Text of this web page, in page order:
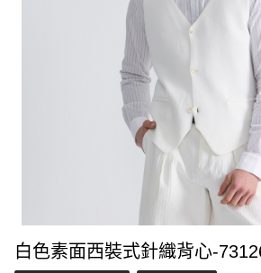
白色素面西裝式針織背心-